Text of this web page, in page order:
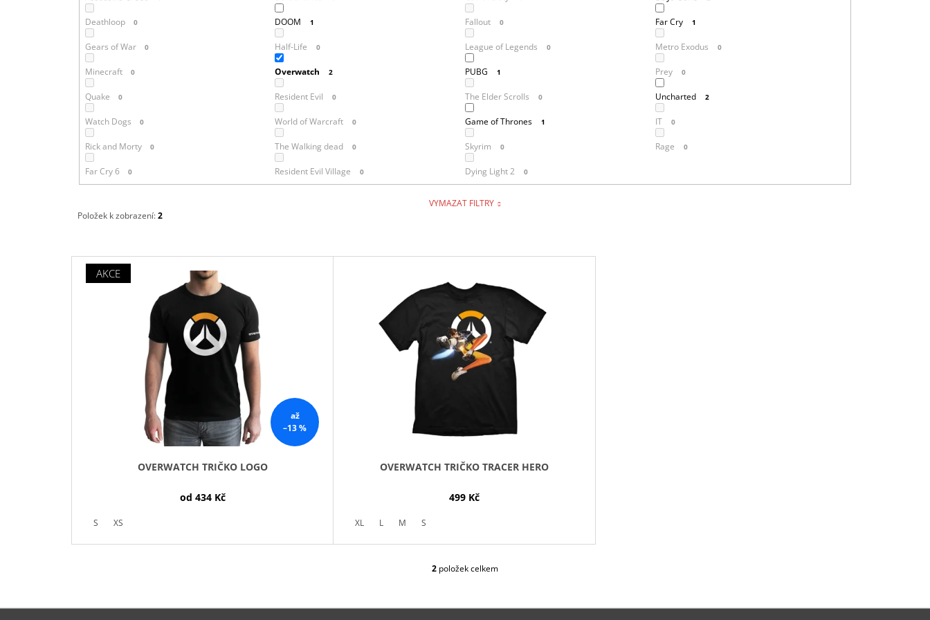
Deathloop 0 DOOM 1 Fallout 0 Far Cry 1
Gears of War 0 Half-Life 0 League of Legends 0 Metro Exodus 0
Minecraft 0 Overwatch 2 PUBG 1 Prey 0
Quake 0 Resident Evil 0 The Elder Scrolls 0 Uncharted 2
Watch Dogs 0 World of Warcraft 0 Game of Thrones 1 IT 0
Rick and Morty 0 The Walking dead 0 Skyrim 0 Rage 0
Far Cry 6 0 Resident Evil Village 0 Dying Light 2 0
VYMAZAT FILTRY
Položek k zobrazení:2
V
až
–13 %
AKCE
OVERWATCH TRIČKO LOGO
od 434 Kč
S XS
OVERWATCH TRIČKO TRACER HERO
499 Kč
XL L M S
O
Á
2 položek celkem